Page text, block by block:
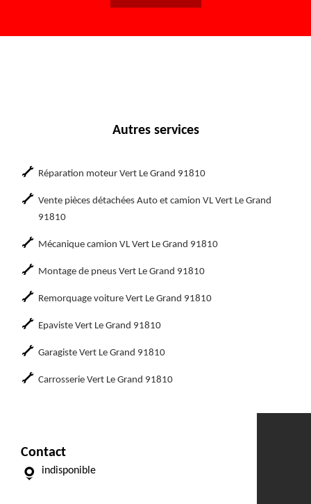
Autres services
Réparation moteur Vert Le Grand 91810
Vente pièces détachées Auto et camion VL Vert Le Grand
91810
Mécanique camion VL Vert Le Grand 91810
Montage de pneus Vert Le Grand 91810
Remorquage voiture Vert Le Grand 91810
Epaviste Vert Le Grand 91810
Garagiste Vert Le Grand 91810
Carrosserie Vert Le Grand 91810
Contact
indisponible